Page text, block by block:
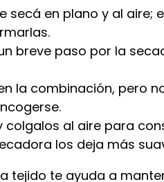
secá en plano y al aire;
breve paso por la
la combinación, pero
colgalos al aire para
los deja más
tejido te ayuda a